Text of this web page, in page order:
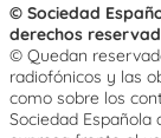
© Sociedad
derechos
© Quedan
radiofónicos y las
como sobre los
Sociedad Española